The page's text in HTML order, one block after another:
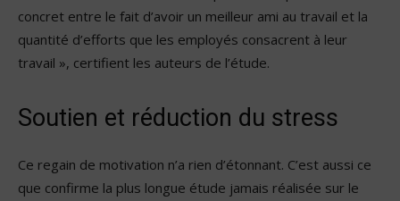
concret entre le fait d’avoir un meilleur ami au travail et la
quantité d’efforts que les employés consacrent à leur
travail », certifient les auteurs de l’étude.
Soutien et réduction du stress
Ce regain de motivation n’a rien d’étonnant. C’est aussi ce
que confirme la plus longue étude jamais réalisée sur le